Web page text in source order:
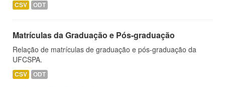
CSV ODT
Matrículas da Graduação e Pós-graduação
Relação de matrículas de graduação e pós-graduação da
UFCSPA.
CSV ODT